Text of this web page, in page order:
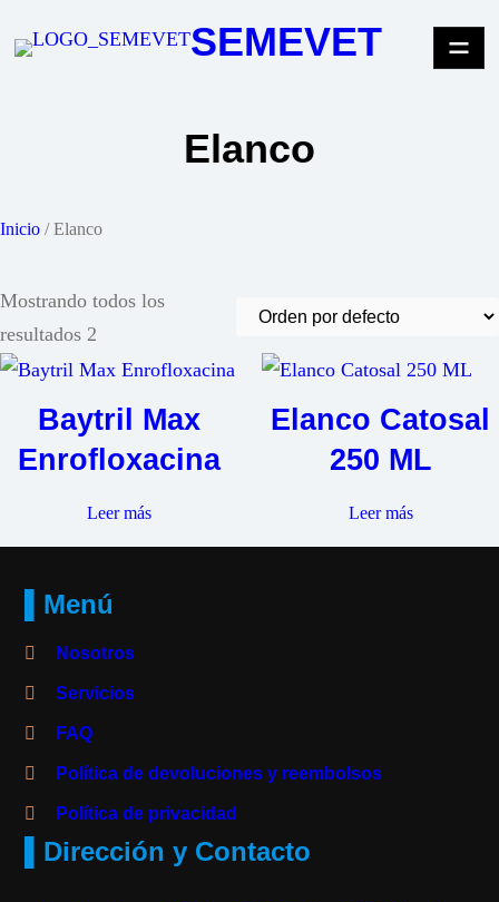
SEMEVET
Elanco
Inicio / Elanco
Mostrando todos los
resultados 2
Baytril Max
Enrofloxacina
Leer más
Elanco Catosal
250 ML
Leer más
▌Menú
Nosotros
Servicios
FAQ
Política de devoluciones y reembolsos
Política de privacidad
▌Dirección y Contacto